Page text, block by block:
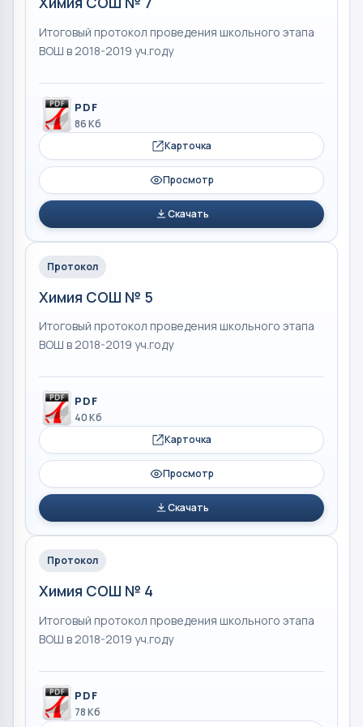
Итоговый протокол проведения школьного этапа
ВОШ в 2018-2019 уч.году
PDF
86 Кб
Карточка
Просмотр
Скачать
Протокол
Химия СОШ № 5
Итоговый протокол проведения школьного этапа
ВОШ в 2018-2019 уч.году
PDF
40 Кб
Карточка
Просмотр
Скачать
Протокол
Химия СОШ № 4
Итоговый протокол проведения школьного этапа
ВОШ в 2018-2019 уч.году
PDF
78 Кб